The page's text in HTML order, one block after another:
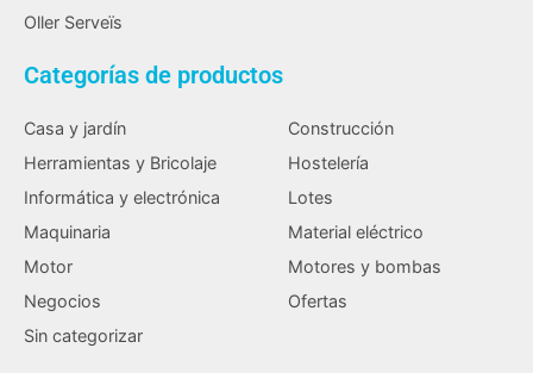
Oller Serveïs
Categorías de productos
Casa y jardín
Construcción
Herramientas y Bricolaje
Hostelería
Informática y electrónica
Lotes
Maquinaria
Material eléctrico
Motor
Motores y bombas
Negocios
Ofertas
Sin categorizar